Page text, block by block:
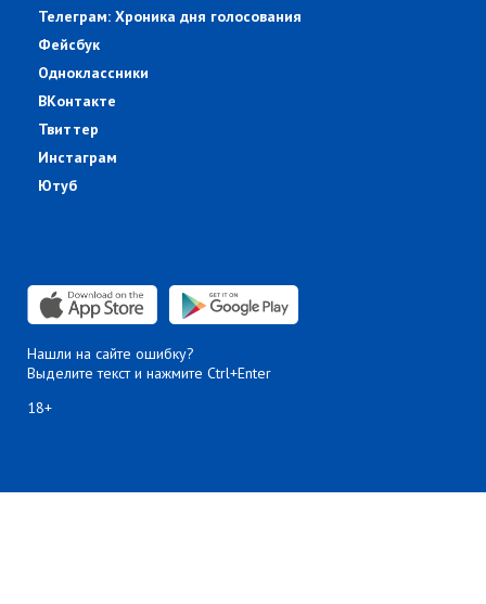
Телеграм: Хроника дня голосования
Фейсбук
Одноклассники
ВКонтакте
Твиттер
Инстаграм
Ютуб
Нашли на сайте ошибку?
Выделите текст и нажмите Ctrl+Enter
18+